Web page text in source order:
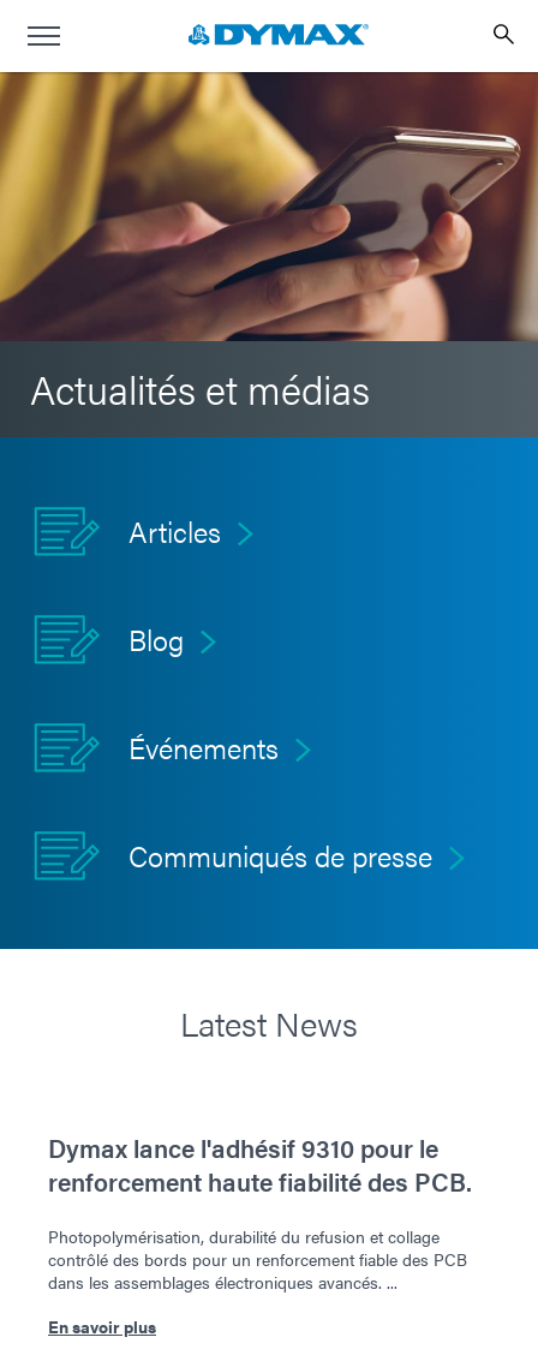
Actualités et médias
Articles
Blog
Événements
Communiqués de presse
Latest News
Dymax lance l'adhésif 9310 pour le
renforcement haute fiabilité des PCB.
Photopolymérisation, durabilité du refusion et collage
contrôlé des bords pour un renforcement fiable des PCB
dans les assemblages électroniques avancés. ...
En savoir plus